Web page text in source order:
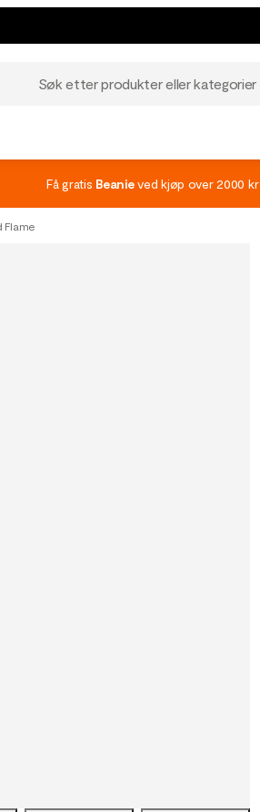
Søk etter produkter eller kategorier
Få gratis Beanieved kjøp over 2000 kr
Flame